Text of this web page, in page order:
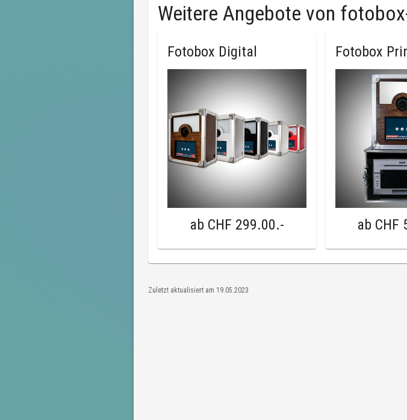
Weitere Angebote von
Fotobox Digital
ab CHF 299.00.-
Fotobox
ab CHF
Zuletzt aktualisiert am 19.05.2023